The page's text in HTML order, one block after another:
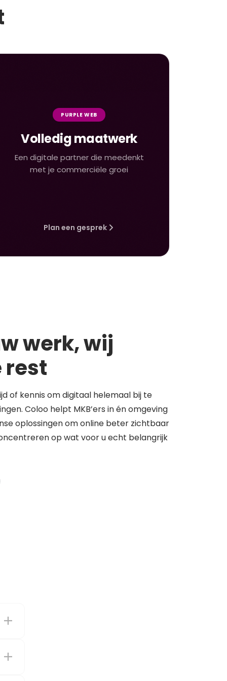
PURPLE WEB
Volledig maatwerk
Een digitale partner die meedenkt
met je commerciële groei
Plan een gesprek
werk, wij
rest
of kennis om digitaal helemaal bij te
Coloo helpt MKB’ers in én omgeving
oplossingen om online beter zichtbaar
op wat voor u echt belangrijk